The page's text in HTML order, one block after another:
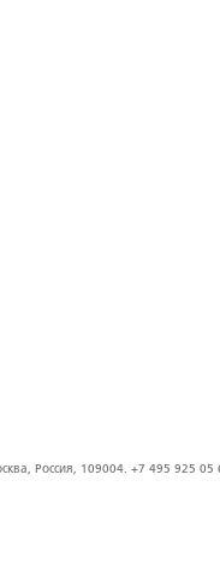
Россия, 109004. +7 495 925 05